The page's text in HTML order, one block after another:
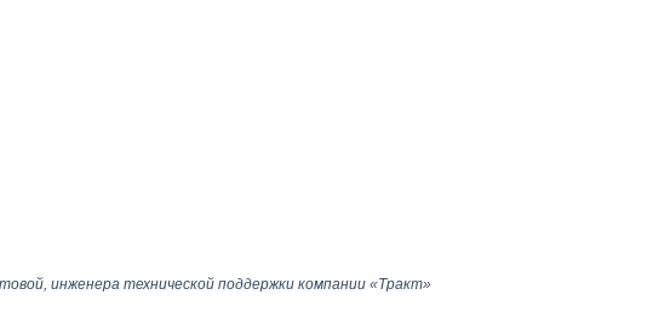
инженера технической поддержки компании «Тракт»